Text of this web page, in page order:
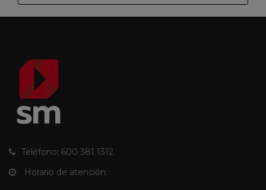
Teléfono: 600 381 1312
Horario de atención: